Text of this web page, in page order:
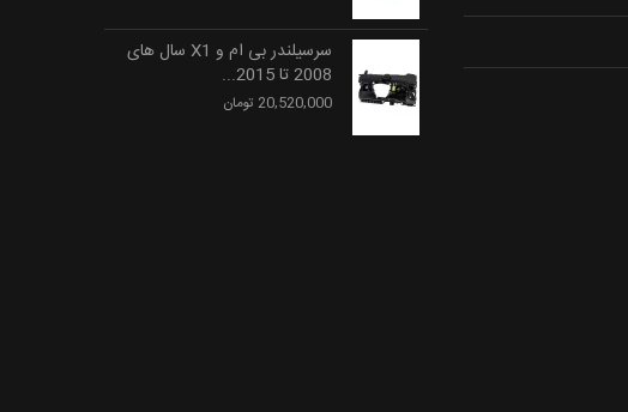
سرسیلندر بی ام و X1 سال های
2008 تا 2015...
20,520,000 تومان